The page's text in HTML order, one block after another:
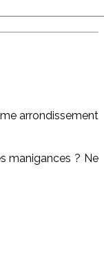
arrondissement
manigances ? Ne